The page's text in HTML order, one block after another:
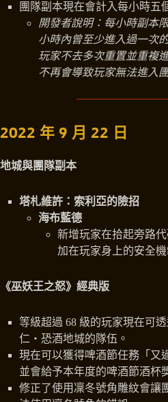
團隊副本現在會計入每小時五
開發者說明：每小時副本
小時內曾至少進入過一次
玩家不去多次重置並重複
不再會導致玩家無法進入
2022 年 9 月 22 日
地城與團隊副本
塔札維許：索利亞的險招
海布藍德
新增玩家在拾起旁路
加在玩家身上的安全機
《巫妖王之怒》經典版
等級超過 68 級的玩家現在可
仁‧恐酒地城的隊伍。
現在可以獲得啤酒節任務「又
並會給予本年度的啤酒節酒杯
修正了使用凜冬號角雕紋會讓